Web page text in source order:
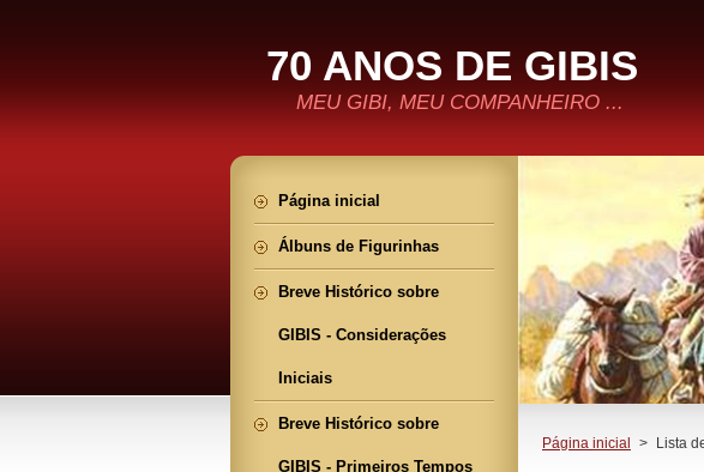
70 ANOS DE GIBIS
MEU GIBI, MEU COMPANHEIRO ...
Página inicial > Lista
Página inicial
Álbuns de Figurinhas
Breve Histórico sobre
GIBIS - Considerações
Iniciais
Breve Histórico sobre
GIBIS - Primeiros Tempos